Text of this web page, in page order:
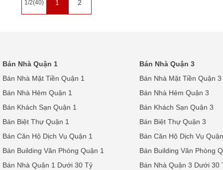
1/2(40) 1 2
Bán Nhà Quận 1
Bán Nhà Quận 3
Bán Nhà Mặt Tiền Quận 1
Bán Nhà Mặt Tiền Quận 3
Bán Nhà Hẻm Quận 1
Bán Nhà Hẻm Quận 3
Bán Khách Sạn Quận 1
Bán Khách Sạn Quận 3
Bán Biệt Thự Quận 1
Bán Biệt Thự Quận 3
Bán Căn Hộ Dịch Vụ Quận 1
Bán Căn Hộ Dịch Vụ
Bán Building Văn Phòng Quận 1
Bán Building Văn Phòng
Bán Nhà Quận 1 Dưới 30 Tỷ
Bán Nhà Quận 3 Dưới 30